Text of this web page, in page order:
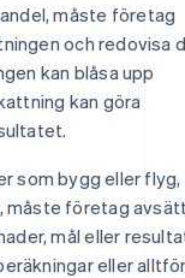
måste företag
och redovisa
kan blåsa upp
kan göra
som bygg eller flyg,
måste företag
mål eller
eller